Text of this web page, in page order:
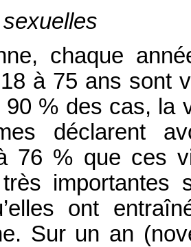
chaque
à 75 ans sont
% des cas, la
déclarent
76 % que ces
importantes
ont
Sur un an